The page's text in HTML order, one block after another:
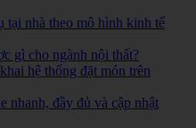
tại nhà theo mô hình kinh tế
gì cho ngành nội thất?
hệ thống đặt món trên
nhanh, đầy đủ và cập nhật